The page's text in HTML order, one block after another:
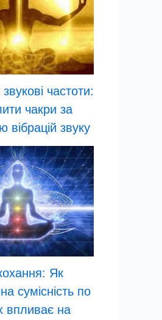
частоти:
чакри за
вібрацій звуку
Як
сумісність по
впливає на